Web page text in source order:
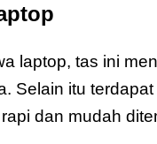
laptop, tas ini
Selain itu
dan mudah